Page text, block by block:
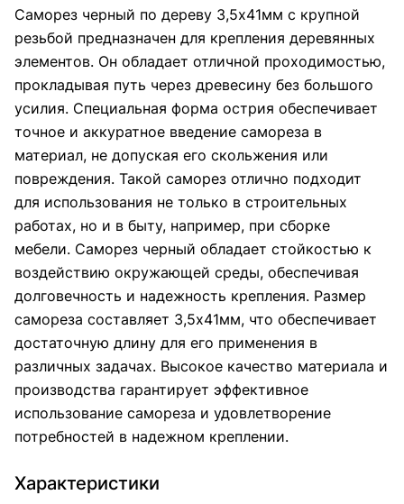
Саморез черный по дереву 3,5х41мм с крупной
резьбой предназначен для крепления деревянных
элементов. Он обладает отличной проходимостью,
прокладывая путь через древесину без большого
усилия. Специальная форма острия обеспечивает
точное и аккуратное введение самореза в
материал, не допуская его скольжения или
повреждения. Такой саморез отлично подходит
для использования не только в строительных
работах, но и в быту, например, при сборке
мебели. Саморез черный обладает стойкостью к
воздействию окружающей среды, обеспечивая
долговечность и надежность крепления. Размер
самореза составляет 3,5х41мм, что обеспечивает
достаточную длину для его применения в
различных задачах. Высокое качество материала и
производства гарантирует эффективное
использование самореза и удовлетворение
потребностей в надежном креплении.
Характеристики